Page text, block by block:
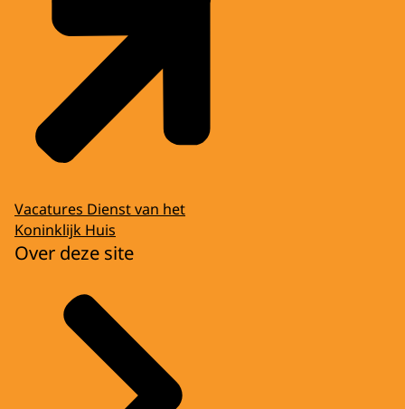
Vacatures Dienst van het
Koninklijk Huis
Over deze site